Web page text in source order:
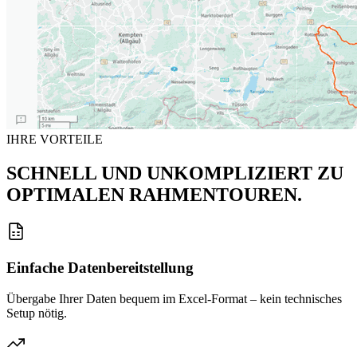
IHRE VORTEILE
SCHNELL UND UNKOMPLIZIERT ZU
OPTIMALEN RAHMENTOUREN.
Einfache Datenbereitstellung
Übergabe Ihrer Daten bequem im Excel-Format – kein technisches
Setup nötig.